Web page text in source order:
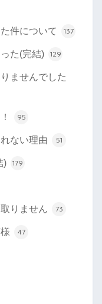
件について 137
た(完結) 129
ませんでした
95
ない理由 51
) 179
りません 73
47